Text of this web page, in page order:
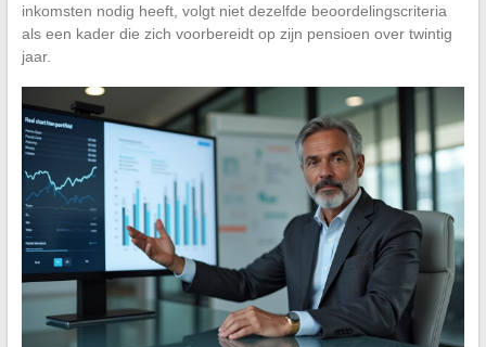
inkomsten nodig heeft, volgt niet dezelfde beoordelingscriteria
als een kader die zich voorbereidt op zijn pensioen over twintig
jaar.